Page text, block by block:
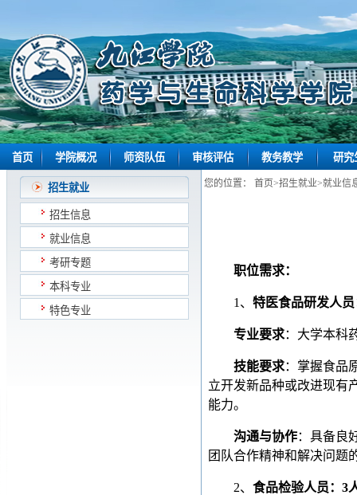
首页 学院概况 师资队伍 审核评估 教务教学 研
招生就业
招生信息
就业信息
考研专题
本科专业
特色专业
您的位置： 首页>招生就业>就业信
职位需求：
1、 特医食品研发人员
专业要求：大学本科
技能要求：掌握食品
立开发新品种或改进现有
能力。
沟通与协作：具备良
团队合作精神和解决问题
2、 食品检验人员：3